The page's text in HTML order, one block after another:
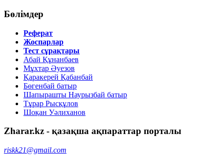
Бөлімдер
Реферат
Жоспарлар
Тест сұрақтары
Абай Құнанбаев
Мұхтар Әуезов
Қаракерей Қабанбай
Бөгенбай батыр
Шапырашты Наурызбай батыр
Тұрар Рысқұлов
Шоқан Уәлиханов
Zharar.kz - қазақша ақпараттар порталы
riskk21@gmail.com